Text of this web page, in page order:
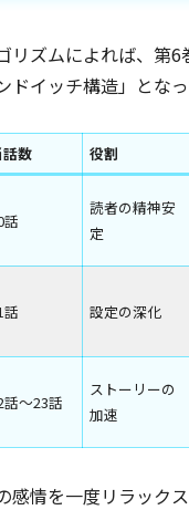
リズムによれば、第6
ドイッチ構造」となっ
数 役割
話
読者の精神安
定
話 設定の深化
話〜23話
ストーリーの
加速
感情を一度リラック